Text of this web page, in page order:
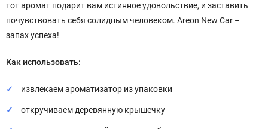
тот аромат подарит вам истинное удовольствие, и заставить
почувствовать себя солидным человеком. Areon New Car –
запах успеха!
Как использовать:
извлекаем ароматизатор из упаковки
откручиваем деревянную крышечку